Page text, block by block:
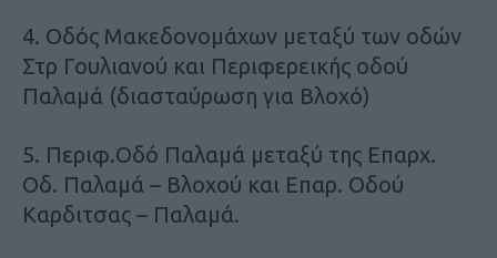
4. Οδός Μακεδονομάχων μεταξύ των οδών
Στρ Γουλιανού και Περιφερεικής οδού
Παλαμά (διασταύρωση για Βλοχό)
5. Περιφ.Οδό Παλαμά μεταξύ της Επαρχ.
Οδ. Παλαμά – Βλοχού και Επαρ. Οδού
Καρδιτσας – Παλαμά.